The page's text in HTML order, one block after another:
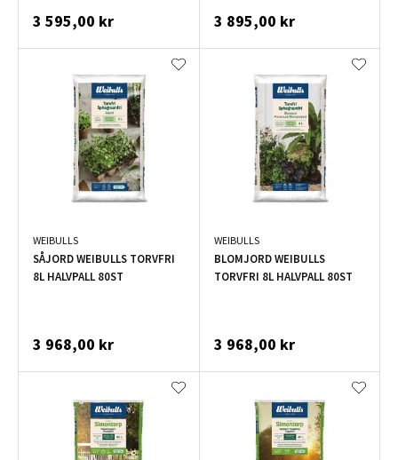
3 595,00 kr 3 895,00 kr
WEIBULLS
SÅJORD WEIBULLS TORVFRI
8L HALVPALL 80ST
3 968,00 kr
WEIBULLS
BLOMJORD WEIBULLS
TORVFRI 8L HALVPALL 80ST
3 968,00 kr